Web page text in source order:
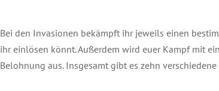
Bei den Invasionen bekämpft ihr jeweils einen
ihr einlösen könnt. Außerdem wird euer Kampf mit
Belohnung aus. Insgesamt gibt es zehn